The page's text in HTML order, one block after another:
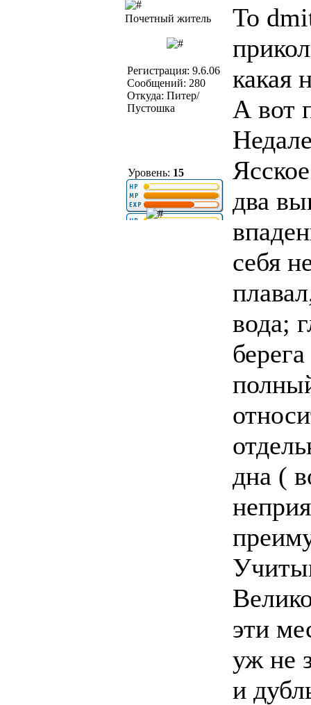
Почетный житель
Регистрация: 9.6.06
Сообщений: 280
Откуда: Питер/
Пустошка
Уровень: 15
To
какая
А вот
два
себя
вода;
дна (
эти
уж не
и